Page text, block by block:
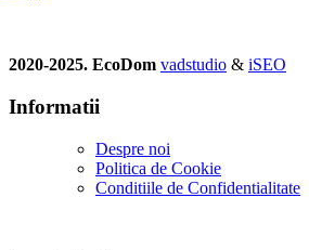
2020-2025. EcoDom vadstudio & iSEO
Informatii
Despre noi
Politica de Сookie
Conditiile de Confidentialitate